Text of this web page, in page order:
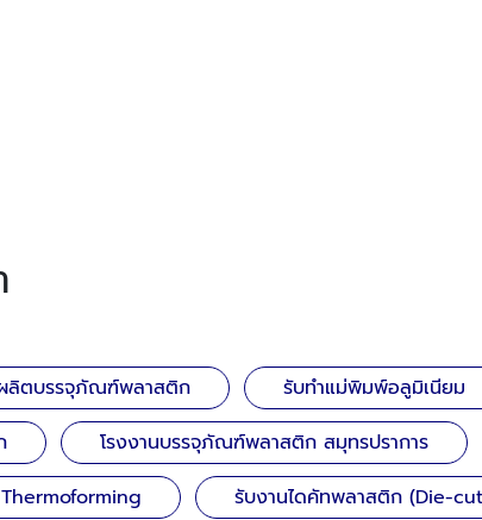
ลิตบรรจุภัณฑ์พลาสติก
รับทำแม่พิมพ์อลูมิเนียม
โรงงานบรรจุภัณฑ์พลาสติก สมุทรปราการ
รับงานไดคัทพลาสติก (Die-